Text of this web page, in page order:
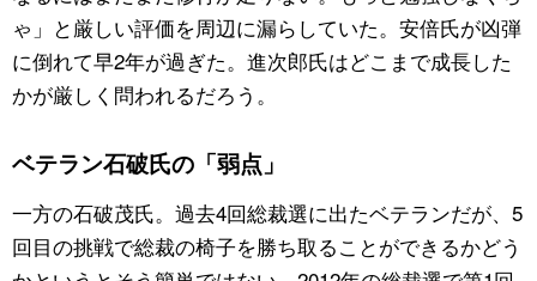
ゃ」と厳しい評価を周辺に漏らしていた。安倍氏が凶弾
に倒れて早2年が過ぎた。進次郎氏はどこまで成長した
かが厳しく問われるだろう。
ベテラン石破氏の「弱点」
一方の石破茂氏。過去4回総裁選に出たベテランだが、5
回目の挑戦で総裁の椅子を勝ち取ることができるかどう